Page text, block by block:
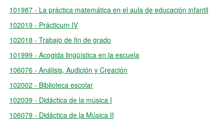
101987 - La práctica matemática en el aula de educación infantil
102019 - Prácticum IV
102018 - Trabajo de fin de grado
101999 - Acogida lingüística en la escuela
106076 - Análisis, Audición y Creación
102002 - Biblioteca escolar
102039 - Didáctica de la música I
106079 - Didáctica de la Música II